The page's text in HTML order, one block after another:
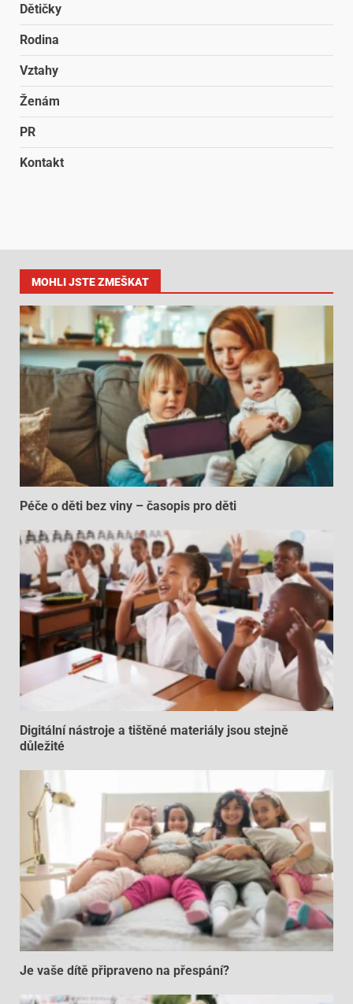
Dětičky
Rodina
Vztahy
Ženám
PR
Kontakt
MOHLI JSTE ZMEŠKAT
Péče o děti bez viny – časopis pro děti
Digitální nástroje a tištěné materiály jsou stejně
důležité
Je vaše dítě připraveno na přespání?